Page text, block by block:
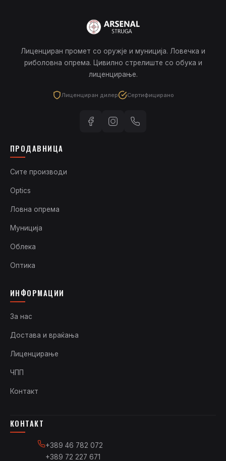
Лиценциран промет со оружје и муниција. Ловечка и
риболовна опрема. Цивилно стрелиште со обука и
лиценцирање.
Лиценциран дилер Сертифицирано
ПРОДАВНИЦА
Сите производи
Optics
Ловна опрема
Муниција
Облека
Оптика
ИНФОРМАЦИИ
За нас
Достава и враќања
Лиценцирање
ЧПП
Контакт
КОНТАКТ
+389 46 782 072
+389 72 227 671